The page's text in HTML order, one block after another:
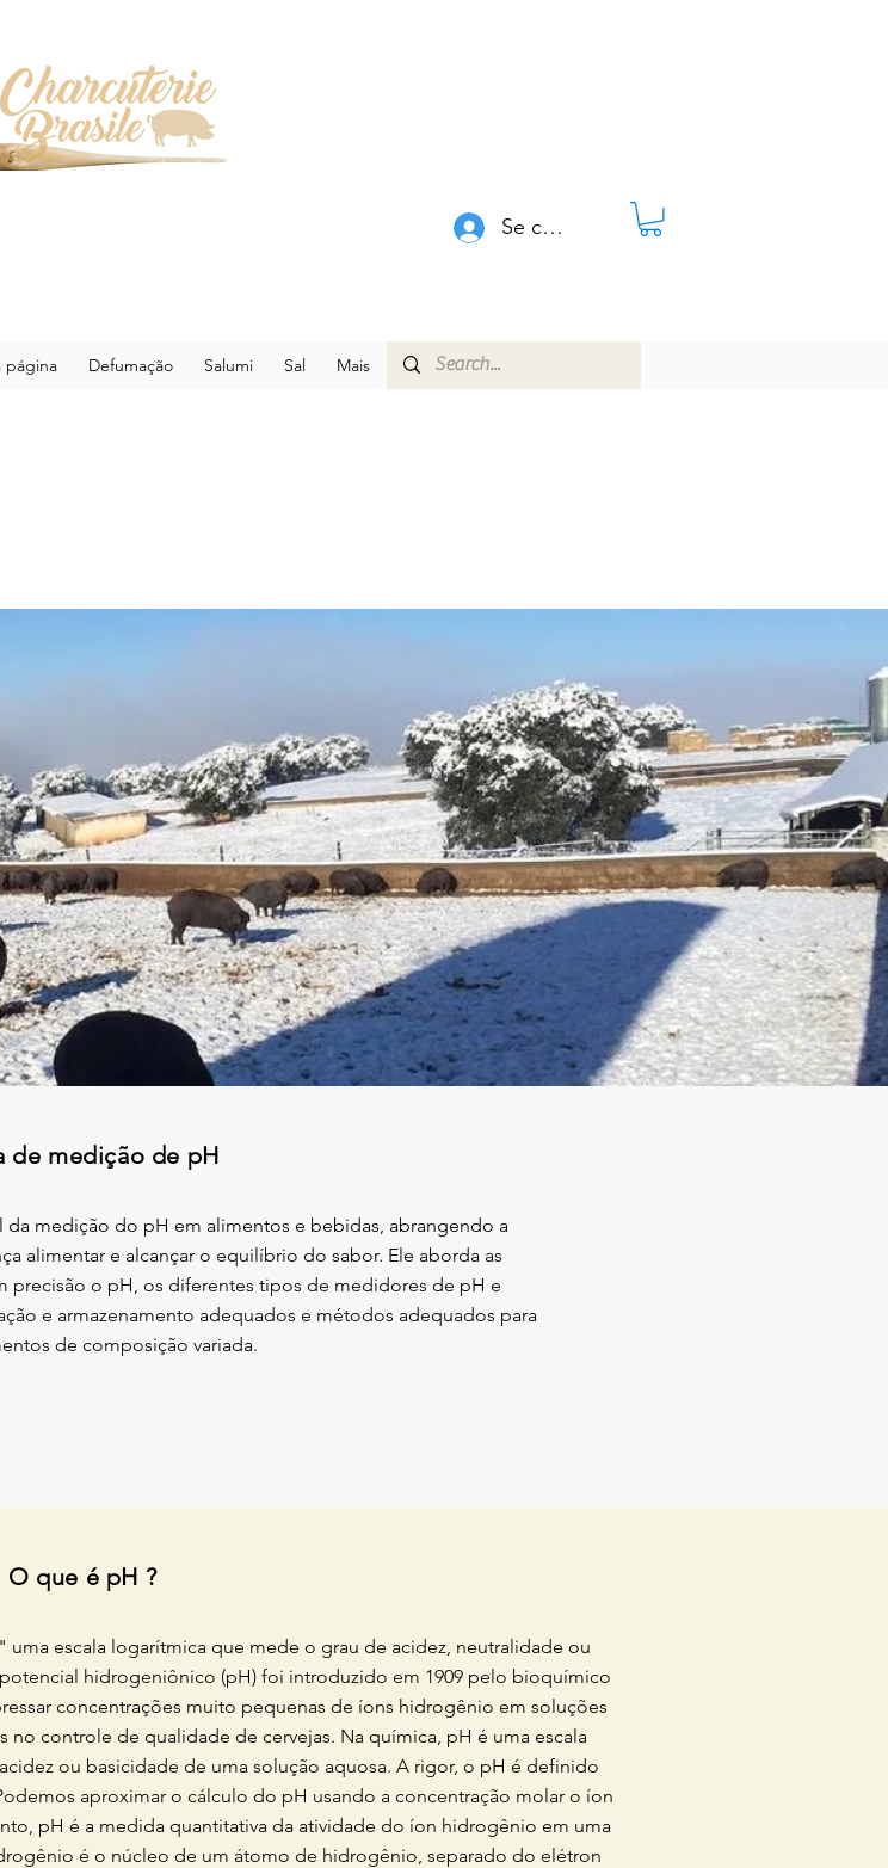
Se connecter
página Defumação Salumi Sal Mais
de medição de pH
da medição do pH em alimentos e bebidas, abrangendo a
alimentar e alcançar o equilíbrio do sabor. Ele aborda as
precisão o pH, os diferentes tipos de medidores de pH e
e armazenamento adequados e métodos adequados para
de composição variada.
O que é pH ?
escala logarítmica que mede o grau de acidez, neutralidade ou
hidrogeniônico (pH) foi introduzido em 1909 pelo bioquímico
concentrações muito pequenas de íons hidrogênio em soluções
controle de qualidade de cervejas. Na química, pH é uma escala
ou basicidade de uma solução aquosa. A rigor, o pH é definido
aproximar o cálculo do pH usando a concentração molar o íon
pH é a medida quantitativa da atividade do íon hidrogênio em uma
é o núcleo de um átomo de hidrogênio, separado do elétron